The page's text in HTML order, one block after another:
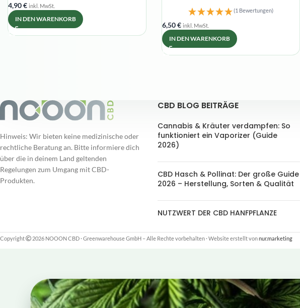
4,90€ inkl. MwSt.
IN DEN WARENKORB
6,50€ inkl. MwSt.
IN DEN WARENKORB
(1 Bewertungen)
Hinweis: Wir bieten keine medizinische oder
rechtliche Beratung an. Bitte informiere dich
über die in deinem Land geltenden
Regelungen zum Umgang mit CBD-
Produkten.
CBD BLOG BEITRÄGE
Cannabis & Kräuter verdampfen: So
funktioniert ein Vaporizer (Guide
2026)
CBD Hasch & Pollinat: Der große Guide
2026 – Herstellung, Sorten & Qualität
NUTZWERT DER CBD HANFPFLANZE
Copyright 2026 NOOON CBD · Greenwarehouse GmbH – Alle Rechte vorbehalten·Website erstellt vonnur.marketing